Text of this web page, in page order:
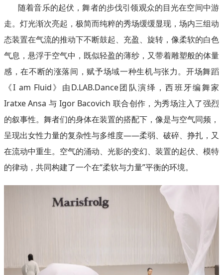
随着音乐的起伏，舞者的步伐引领观众的目光在空间中游
走。灯光渐次亮起，极简而纯粹的秀场缓缓显现，场内三组动
态装置在气流的推动下不断鼓起、充盈、旋转，像柔软的白色
气息，悬浮于空气中，既似轻盈的薄纱，又带着雕塑般的体量
感，在不断的涨落间，赋予场域一种生机与张力。开场舞蹈
《I am Fluid》由D.LAB.Dance团队演绎，西班牙编舞家
Iratxe Ansa 与 Igor Bacovich 联合创作，为秀场注入了强烈
的叙事性。舞者们的身体在装置的搭配下，像是与空气同频，
呈现出女性力量的复杂性与多维度——柔弱、破碎、挣扎，又
在流动中重生。空气的涌动、光影的变幻、装置的起伏、模特
的律动，共同构建了一个在“柔软与力量”平衡的环境。